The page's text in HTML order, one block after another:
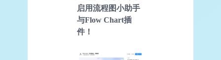
启用流程图小助手
与Flow Chart插
件！